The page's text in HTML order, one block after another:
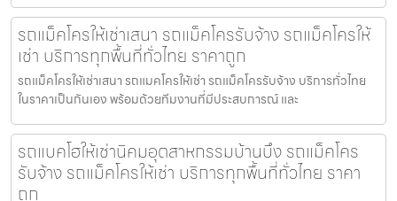
รถแม็คโครให้เช่าเสนา รถแม็คโครรับจ้าง รถแม็คโครให้
เช่า บริการทุกพื้นที่ทั่วไทย ราคาถูก
รถแม็คโครให้เช่าเสนา รถแมคโครให้เช่า รถแม็คโครรับจ้าง บริการทั่วไทย
ในราคาเป็นกันเอง พร้อมด้วยทีมงานที่มีประสบการณ์ และ
รถแบคโฮให้เช่านิคมอุตสาหกรรมบ้านบึง รถแม็คโคร
รับจ้าง รถแม็คโครให้เช่า บริการทุกพื้นที่ทั่วไทย ราคา
ถูก